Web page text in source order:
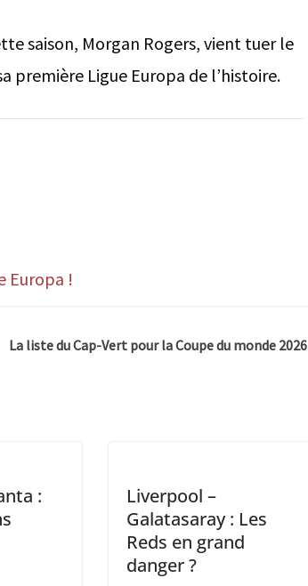
saison, Morgan Rogers, vient tuer le
première Ligue Europa de l’histoire.
Europa !
La liste du Cap-Vert pour la Coupe du monde 2026
:
Liverpool –
Galatasaray : Les
Reds en grand
danger ?